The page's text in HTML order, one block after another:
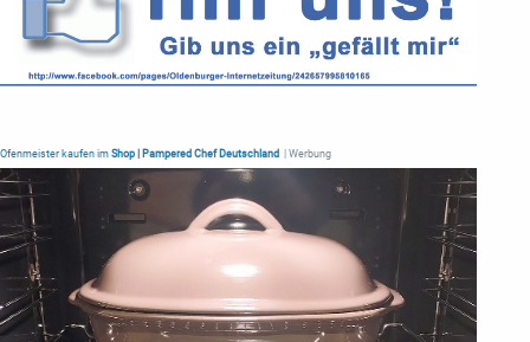
Ofenmeister kaufen im Shop | Pampered Chef Deutschland | Werbung